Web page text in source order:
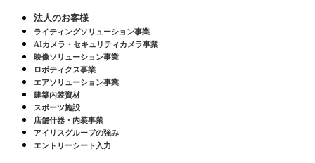
法人のお客様
ライティングソリューション事業
AIカメラ・セキュリティカメラ事業
映像ソリューション事業
ロボティクス事業
エアソリューション事業
建築内装資材
スポーツ施設
店舗什器・内装事業
アイリスグループの強み
エントリーシート入力